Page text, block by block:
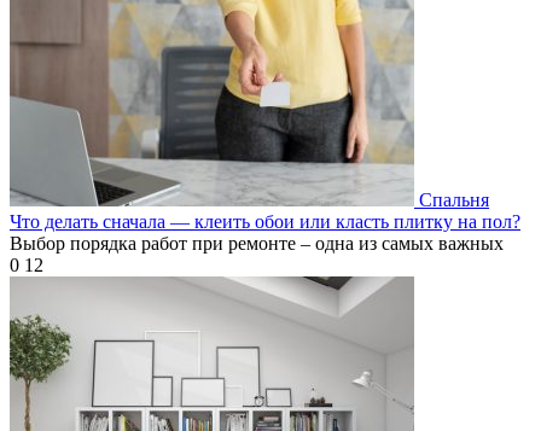
Спальня
Что делать сначала — клеить обои или класть плитку на пол?
Выбор порядка работ при ремонте – одна из самых важных
0 12